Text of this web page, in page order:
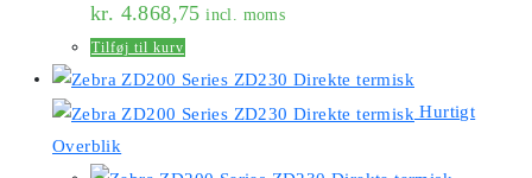
kr. 4.868,75 incl. moms
Tilføj til kurv
Hurtigt
Overblik